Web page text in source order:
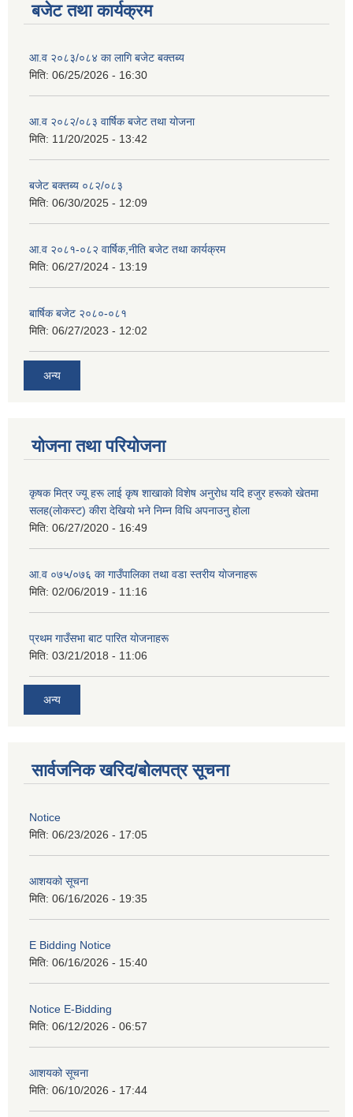
बजेट तथा कार्यक्रम
आ.व २०८३/०८४ का लागि बजेट बक्तब्य
मिति: 06/25/2026 - 16:30
आ.व २०८२/०८३ वार्षिक बजेट तथा योजना
मिति: 11/20/2025 - 13:42
बजेट बक्तब्य ०८२/०८३
मिति: 06/30/2025 - 12:09
आ.व २०८१-०८२ वार्षिक,नीति बजेट तथा कार्यक्रम
मिति: 06/27/2024 - 13:19
बार्षिक बजेट २०८०-०८१
मिति: 06/27/2023 - 12:02
अन्य
योजना तथा परियोजना
कृषक मित्र ज्यू हरू लाई कृष शाखाकाे विशेष अनुराेध यदि हजुर हरूकाे खेतमा
सलह(लाेकस्ट) कीरा देखियाे भने निम्न विधि अपनाउनु हाेला
मिति: 06/27/2020 - 16:49
आ‍.व ०७५/०७६ का गाउँपालिका तथा वडा स्तरीय याेजनाहरू
मिति: 02/06/2019 - 11:16
प्रथम गाउँसभा बाट पारित याेजनाहरू
मिति: 03/21/2018 - 11:06
अन्य
सार्वजनिक खरिद/बोलपत्र सूचना
Notice
मिति: 06/23/2026 - 17:05
आशयको सूचना
मिति: 06/16/2026 - 19:35
E Bidding Notice
मिति: 06/16/2026 - 15:40
Notice E-Bidding
मिति: 06/12/2026 - 06:57
आशयको सूचना
मिति: 06/10/2026 - 17:44